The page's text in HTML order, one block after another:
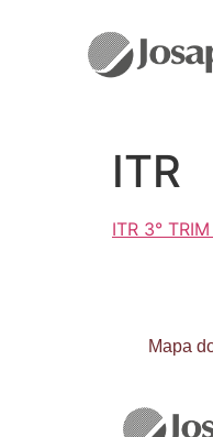
ITR
ITR 3°
Mapa